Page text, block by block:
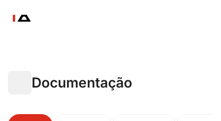
Documentação